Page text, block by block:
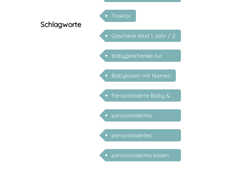
Schlagworte
geburt
Traktor
Geschenk Kind 1 Jahr / 2
Jahre / 3 Jahre
babygeschenke zur
geburt personalisiert
Babykissen mit Namen
Personalisierte Baby &
Kind Geschenke
personalisiertes
Babykissen
personalisiertes
Babygeschenk Junge
personalisiertes kissen